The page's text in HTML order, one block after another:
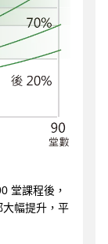
堂課程後，
幅提升，平